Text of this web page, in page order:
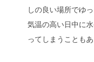
しの良い場所でゆ
気温の高い日中に
ってしまうことも